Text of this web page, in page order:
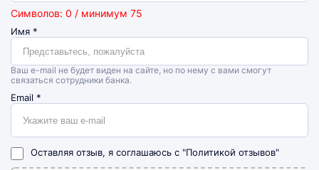
Символов: 0 / минимум 75
Имя *
Ваш e-mail не будет виден на сайте, но по нему с вами смогут
связаться сотрудники банка.
Email *
Оставляя отзыв, я соглашаюсь с "Политикой отзывов"